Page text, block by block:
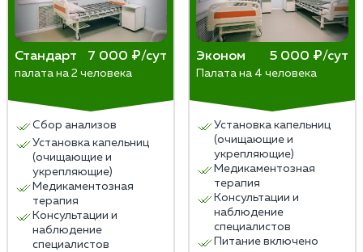
Стандарт 7 000 ₽/сут
палата на 2 человека
Сбор анализов
Установка капельниц
(очищающие и
укрепляющие)
Медикаментозная
терапия
Консультации и
наблюдение
специалистов
Эконом 5 000 ₽/сут
Палата на 4 человека
Установка капельниц
(очищающие и
укрепляющие)
Медикаментозная
терапия
Консультации и
наблюдение
специалистов
Питание включено